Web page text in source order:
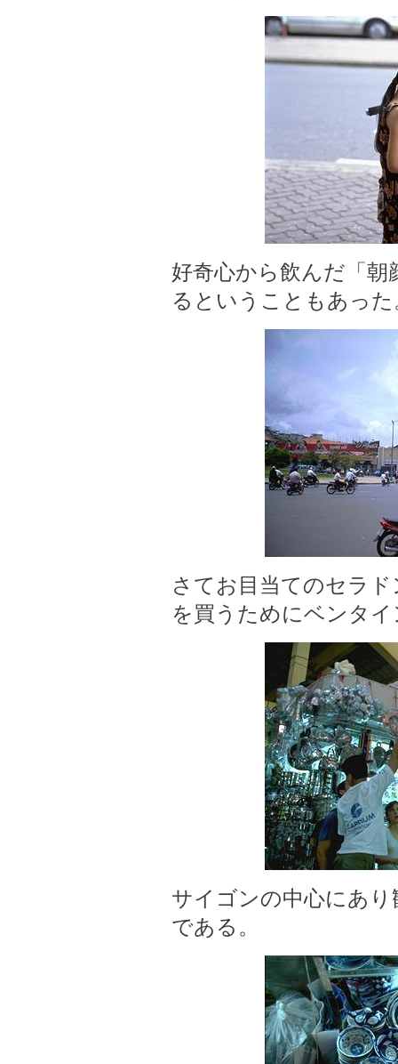
好奇心から飲んだ「
るということもあった
さてお目当てのセラ
を買うためにベンタ
サイゴンの中心にあ
である。